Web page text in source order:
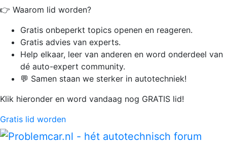
👉 Waarom lid worden?
Gratis onbeperkt topics openen en reageren.
Gratis advies van experts.
Help elkaar, leer van anderen en word onderdeel van
dé auto-expert community.
💬 Samen staan we sterker in autotechniek!
Klik hieronder en word vandaag nog GRATIS lid!
Gratis lid worden